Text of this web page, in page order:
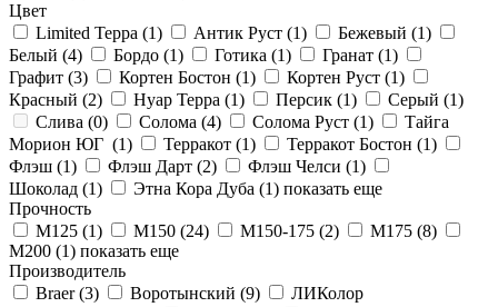
Цвет
Limited Терра (1) Антик Руст (1) Бежевый (1)
Белый (4) Бордо (1) Готика (1) Гранат (1)
Графит (3) Кортен Бостон (1) Кортен Руст (1)
Красный (2) Нуар Терра (1) Персик (1) Серый (1)
Слива (0) Солома (4) Солома Руст (1)
Тайга
Морион ЮГ (1) Терракот (1) Терракот Бостон (1)
Флэш (1) Флэш Дарт (2) Флэш Челси (1)
Шоколад (1) Этна Кора Дуба (1) показать еще
Прочность
М125 (1) М150 (24) М150-175 (2) М175 (8)
М200 (1) показать еще
Производитель
Braer (3) Воротынский (9)
ЛИКолор